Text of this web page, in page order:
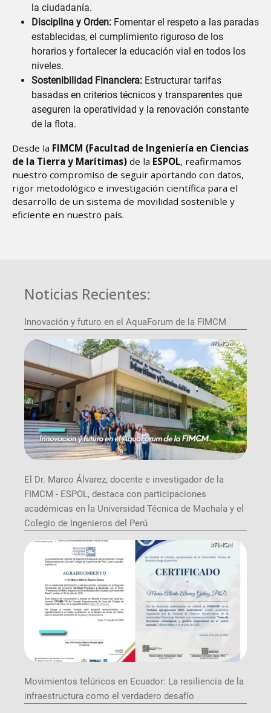
la ciudadanía.
Disciplina y Orden: Fomentar el respeto a las paradas
establecidas, el cumplimiento riguroso de los
horarios y fortalecer la educación vial en todos los
niveles.
Sostenibilidad Financiera: Estructurar tarifas
basadas en criterios técnicos y transparentes que
aseguren la operatividad y la renovación constante
de la flota.
Desde la FIMCM (Facultad de Ingeniería en Ciencias
de la Tierra y Marítimas) de la ESPOL, reafirmamos
nuestro compromiso de seguir aportando con datos,
rigor metodológico e investigación científica para el
desarrollo de un sistema de movilidad sostenible y
eficiente en nuestro país.
Noticias Recientes:
Innovación y futuro en el AquaForum de la FIMCM
El Dr. Marco Álvarez, docente e investigador de la
FIMCM - ESPOL, destaca con participaciones
académicas en la Universidad Técnica de Machala y el
Colegio de Ingenieros del Perú
Movimientos telúricos en Ecuador: La resiliencia de la
infraestructura como el verdadero desafío